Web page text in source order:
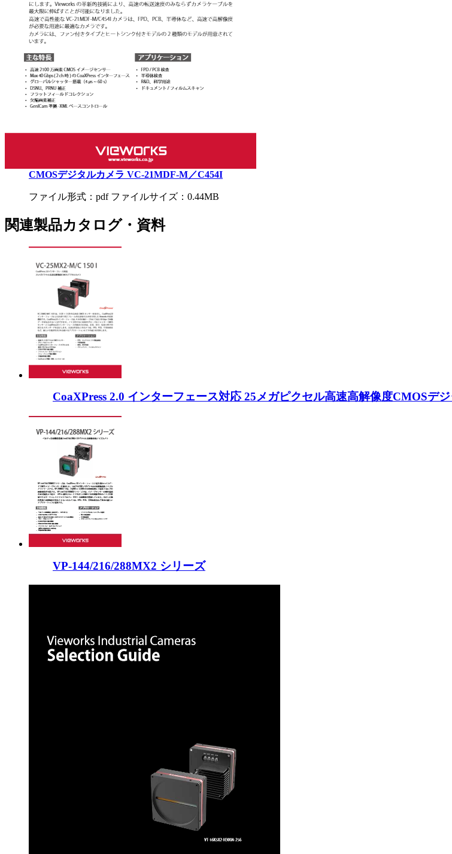
CMOSデジタルカメラ VC-21MDF-M／C454I
ファイル形式：pdf ファイルサイズ：0.44MB
関連製品カタログ・資料
CoaXPress 2.0 インターフェース対応 25メガピクセル高速高解像度CMOS
VP-144/216/288MX2 シリーズ